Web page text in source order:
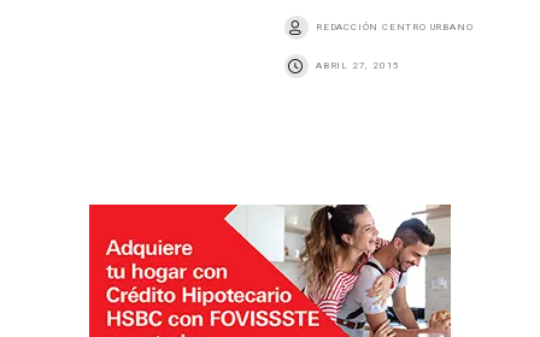
REDACCIÓN CENTRO URBANO
ABRIL 27, 2015